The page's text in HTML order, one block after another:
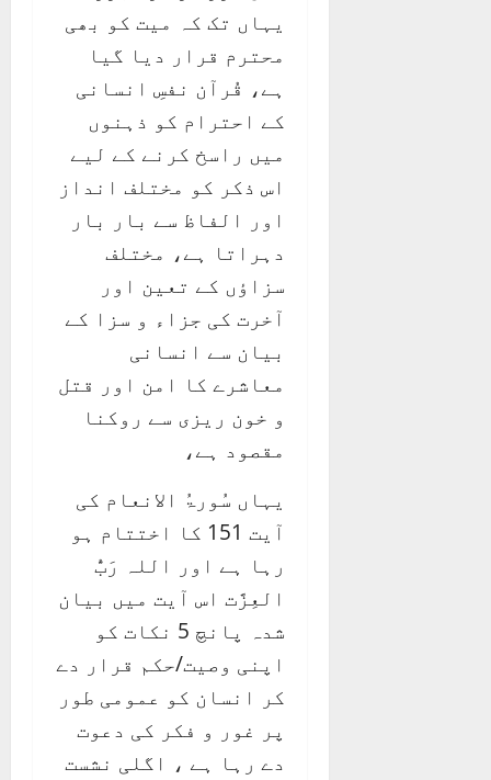
یہاں تک کہ میت کو بھی
محترم قرار دیا گیا
ہے، قُرآن نفسِ انسانی
کے احترام کو ذہنوں
میں راسخ کرنے کے لیے
اس ذکر کو مختلف انداز
اور الفاظ سے بار بار
دہراتا ہے، مختلف
سزاؤں کے تعین اور
آخرت کی جزاء و سزا کے
بیان سے انسانی
معاشرے کا امن اور قتل
و خون ریزی سے روکنا
مقصود ہے،
یہاں سُورۃُ الانعام کی
آیت 151 کا اختتام ہو
رہا ہے اور اللہ رَبُّ
العِزَّت اس آیت میں بیان
شدہ پانچ 5 نکات کو
اپنی وصیت/حکم قرار دے
کر انسان کو عمومی طور
پر غور و فکر کی دعوت
دے رہا ہے ، اگلی نشست